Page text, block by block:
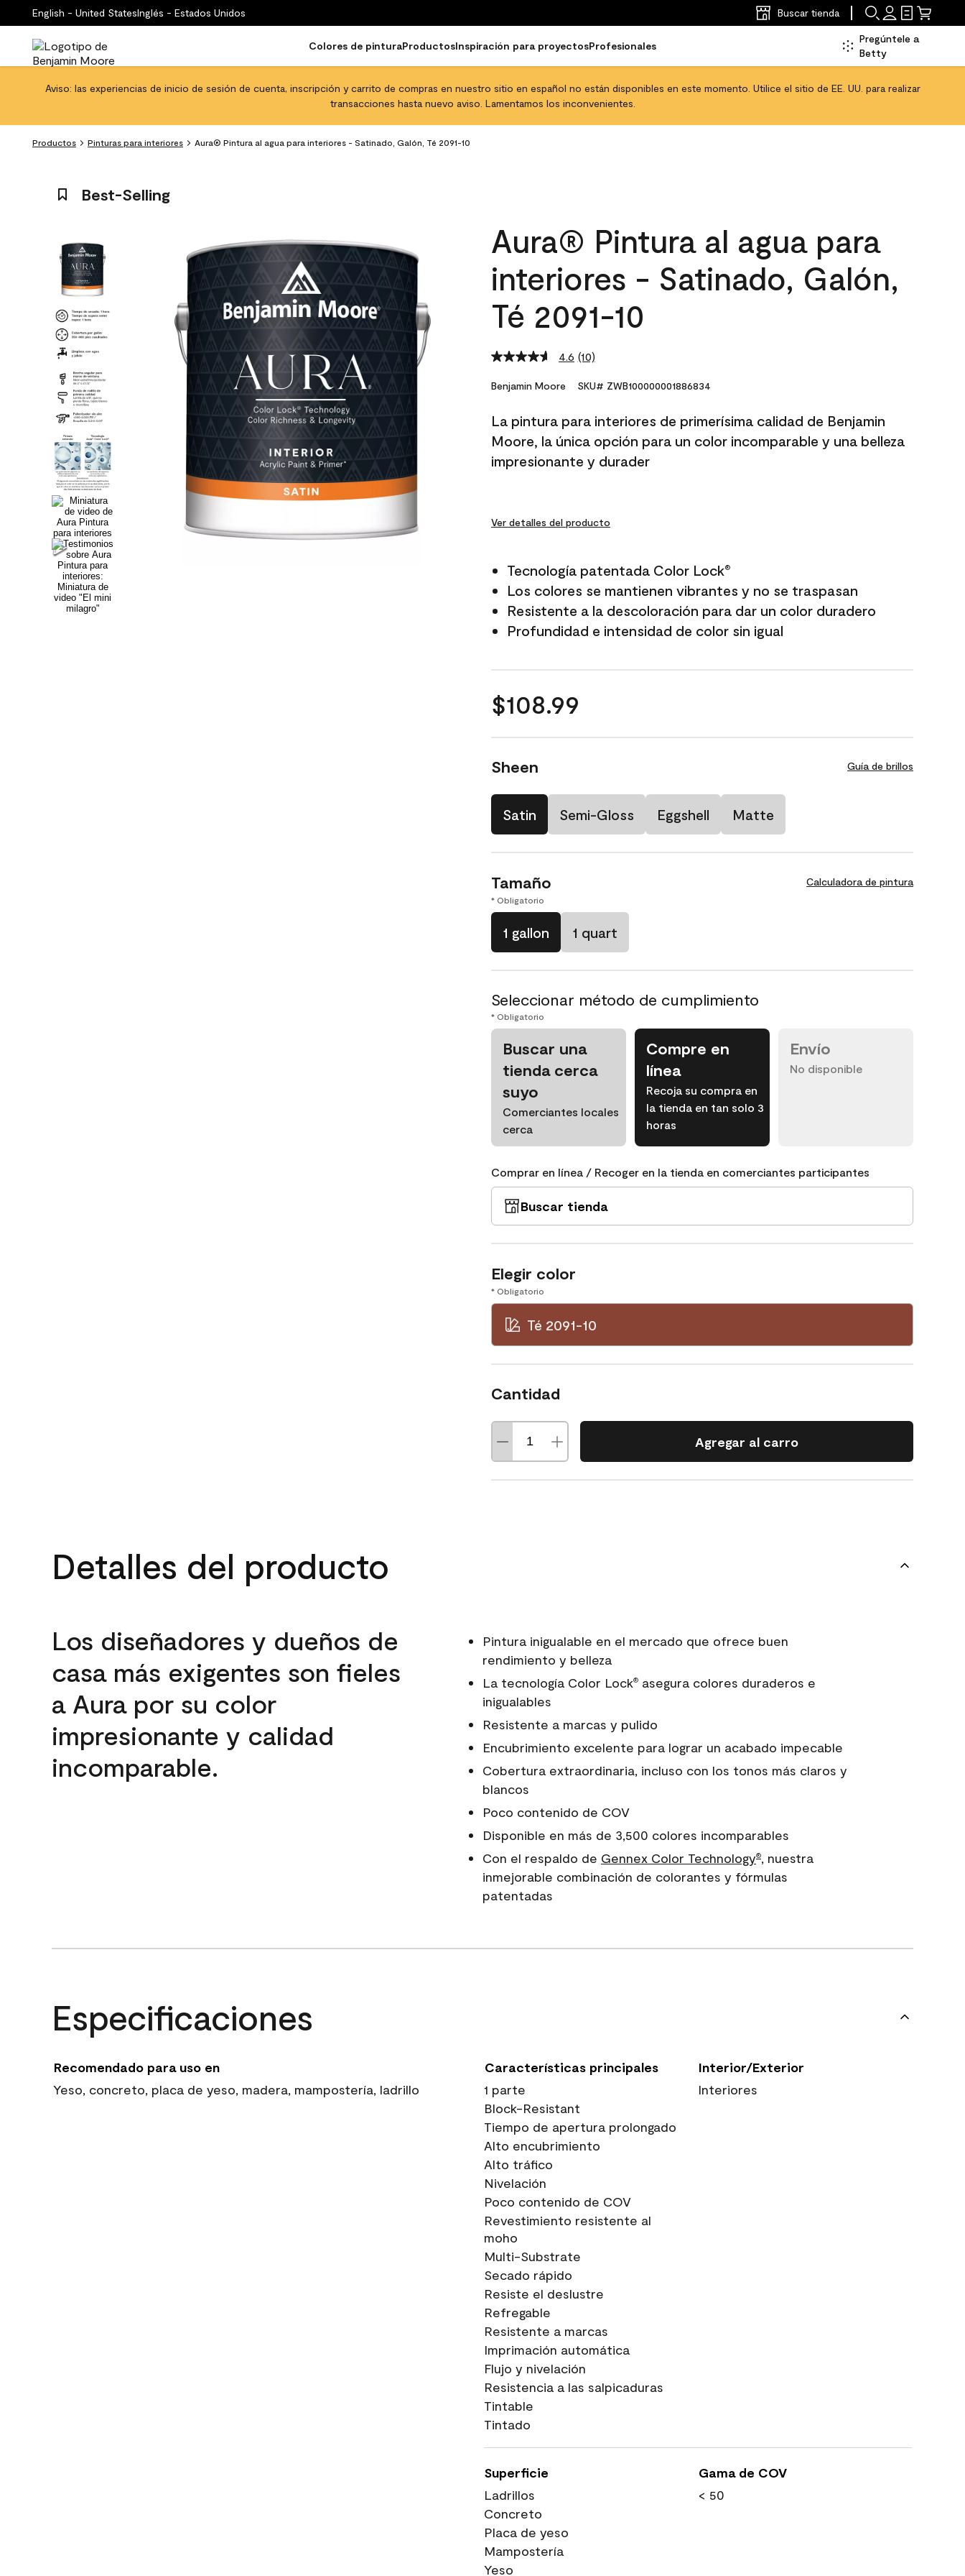
English - United StatesInglés - Estados Unidos Buscar tienda
Colores de pinturaProductosInspiración para proyectosProfesionales
Pregúntele a
Betty
Aviso: las experiencias de inicio de sesión de cuenta, inscripción y carrito de compras en nuestro sitio en español no están disponibles en este momento. Utilice el sitio de EE. UU. para realizar
transacciones hasta nuevo aviso. Lamentamos los inconvenientes.
Productos Pinturas para interiores Aura® Pintura al agua para interiores - Satinado, Galón, Té 2091-10
Best-Selling
Aura® Pintura al agua para
interiores - Satinado, Galón,
Té 2091-10
4.6 Read
Reviews.
link.
(10)
Benjamin Moore SKU# ZWB100000001886834
La pintura para interiores de primerísima calidad de Benjamin
Moore, la única opción para un color incomparable y una belleza
impresionante y durader
Ver detalles del producto
Tecnología patentada Color Lock®
Los colores se mantienen vibrantes y no se traspasan
Resistente a la descoloración para dar un color duradero
Profundidad e intensidad de color sin igual
$108.99
Sheen Guía de brillos
Satin Semi-Gloss Eggshell Matte
Tamaño Calculadora de pintura
* Obligatorio
1 gallon 1 quart
Seleccionar método de cumplimiento
* Obligatorio
Buscar una
tienda cerca
suyo
Comerciantes locales
cerca
Compre en
línea
Recoja su compra en
la tienda en tan solo 3
horas
Envío
No disponible
Comprar en línea / Recoger en la tienda en comerciantes participantes
Buscar tienda
Elegir color
* Obligatorio
Té 2091-10
Cantidad
Agregar al carro
Detalles del producto
Los diseñadores y dueños de
casa más exigentes son fieles
a Aura por su color
impresionante y calidad
incomparable.
Pintura inigualable en el mercado que ofrece buen
rendimiento y belleza
La tecnología Color Lock®asegura colores duraderos e
inigualables
Resistente a marcas y pulido
Encubrimiento excelente para lograr un acabado impecable
Cobertura extraordinaria, incluso con los tonos más claros y
blancos
Poco contenido de COV
Disponible en más de 3,500 colores incomparables
Con el respaldo de Gennex Color Technology®, nuestra
inmejorable combinación de colorantes y fórmulas
patentadas
Especificaciones
Recomendado para uso en
Yeso, concreto, placa de yeso, madera, mampostería, ladrillo
Características principales
1 parte
Block-Resistant
Tiempo de apertura prolongado
Alto encubrimiento
Alto tráfico
Nivelación
Poco contenido de COV
Revestimiento resistente al
moho
Multi-Substrate
Secado rápido
Resiste el deslustre
Refregable
Resistente a marcas
Imprimación automática
Flujo y nivelación
Resistencia a las salpicaduras
Tintable
Tintado
Interior/Exterior
Interiores
Superficie
Ladrillos
Concreto
Placa de yeso
Mampostería
Yeso
Gama de COV
< 50